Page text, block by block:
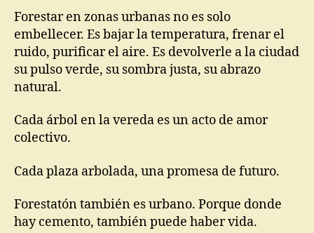
Forestar en zonas urbanas no es solo
embellecer. Es bajar la temperatura, frenar el
ruido, purificar el aire. Es devolverle a la ciudad
su pulso verde, su sombra justa, su abrazo
natural.
Cada árbol en la vereda es un acto de amor
colectivo.
Cada plaza arbolada, una promesa de futuro.
Forestatón también es urbano. Porque donde
hay cemento, también puede haber vida.